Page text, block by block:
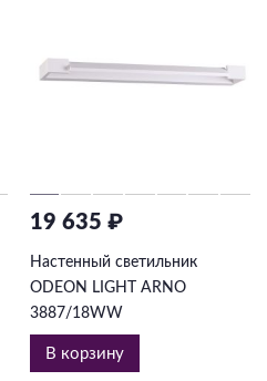
19 635 ₽
Настенный светильник
ODEON LIGHT ARNO
3887/18WW
В корзину